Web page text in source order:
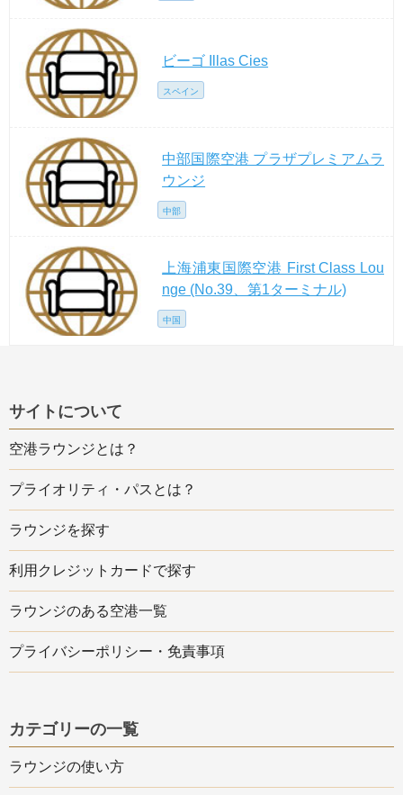
ビーゴ Illas Cies
スペイン
中部国際空港 プラザプレミアムラ
ウンジ
中部
上海浦東国際空港 First Class Lou
nge (No.39、第1ターミナル)
中国
サイトについて
空港ラウンジとは？
プライオリティ・パスとは？
ラウンジを探す
利用クレジットカードで探す
ラウンジのある空港一覧
プライバシーポリシー・免責事項
カテゴリーの一覧
ラウンジの使い方